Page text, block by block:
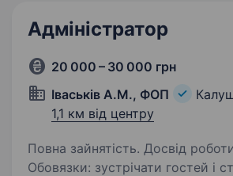
Адміністратор
20 000 – 30 000 грн
Іваськів А.М., ФОП
1,1 км від центру
Повна зайнятість. Досвід
Обовязки: зустрічати гостей і створювати